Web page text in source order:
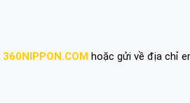
360NIPPON.COM hoặc gửi về địa chỉ